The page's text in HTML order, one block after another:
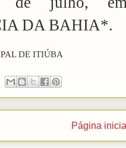
DA BAHIA*.
DE ITIÚBA
Página